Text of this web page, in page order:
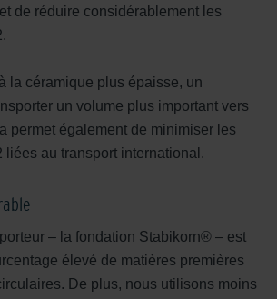
de réduire considérablement les
la céramique plus épaisse, un
un volume plus important vers
permet également de minimiser les
liées au transport international.
porteur – la fondation Stabikorn® – est
élevé de matières premières
De plus, nous utilisons moins